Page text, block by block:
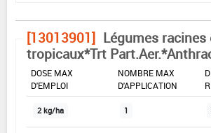
[13013901] Légumes
tropicaux*Trt
DOSE MAX
D'EMPLOI
NOMBRE MAX
D'APPLICATION
2 kg/ha 1